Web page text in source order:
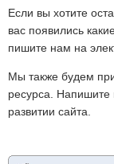
Если вы хотите
вас появились
пишите нам на
Мы также будем
ресурса. Напишите
развитии сайта.